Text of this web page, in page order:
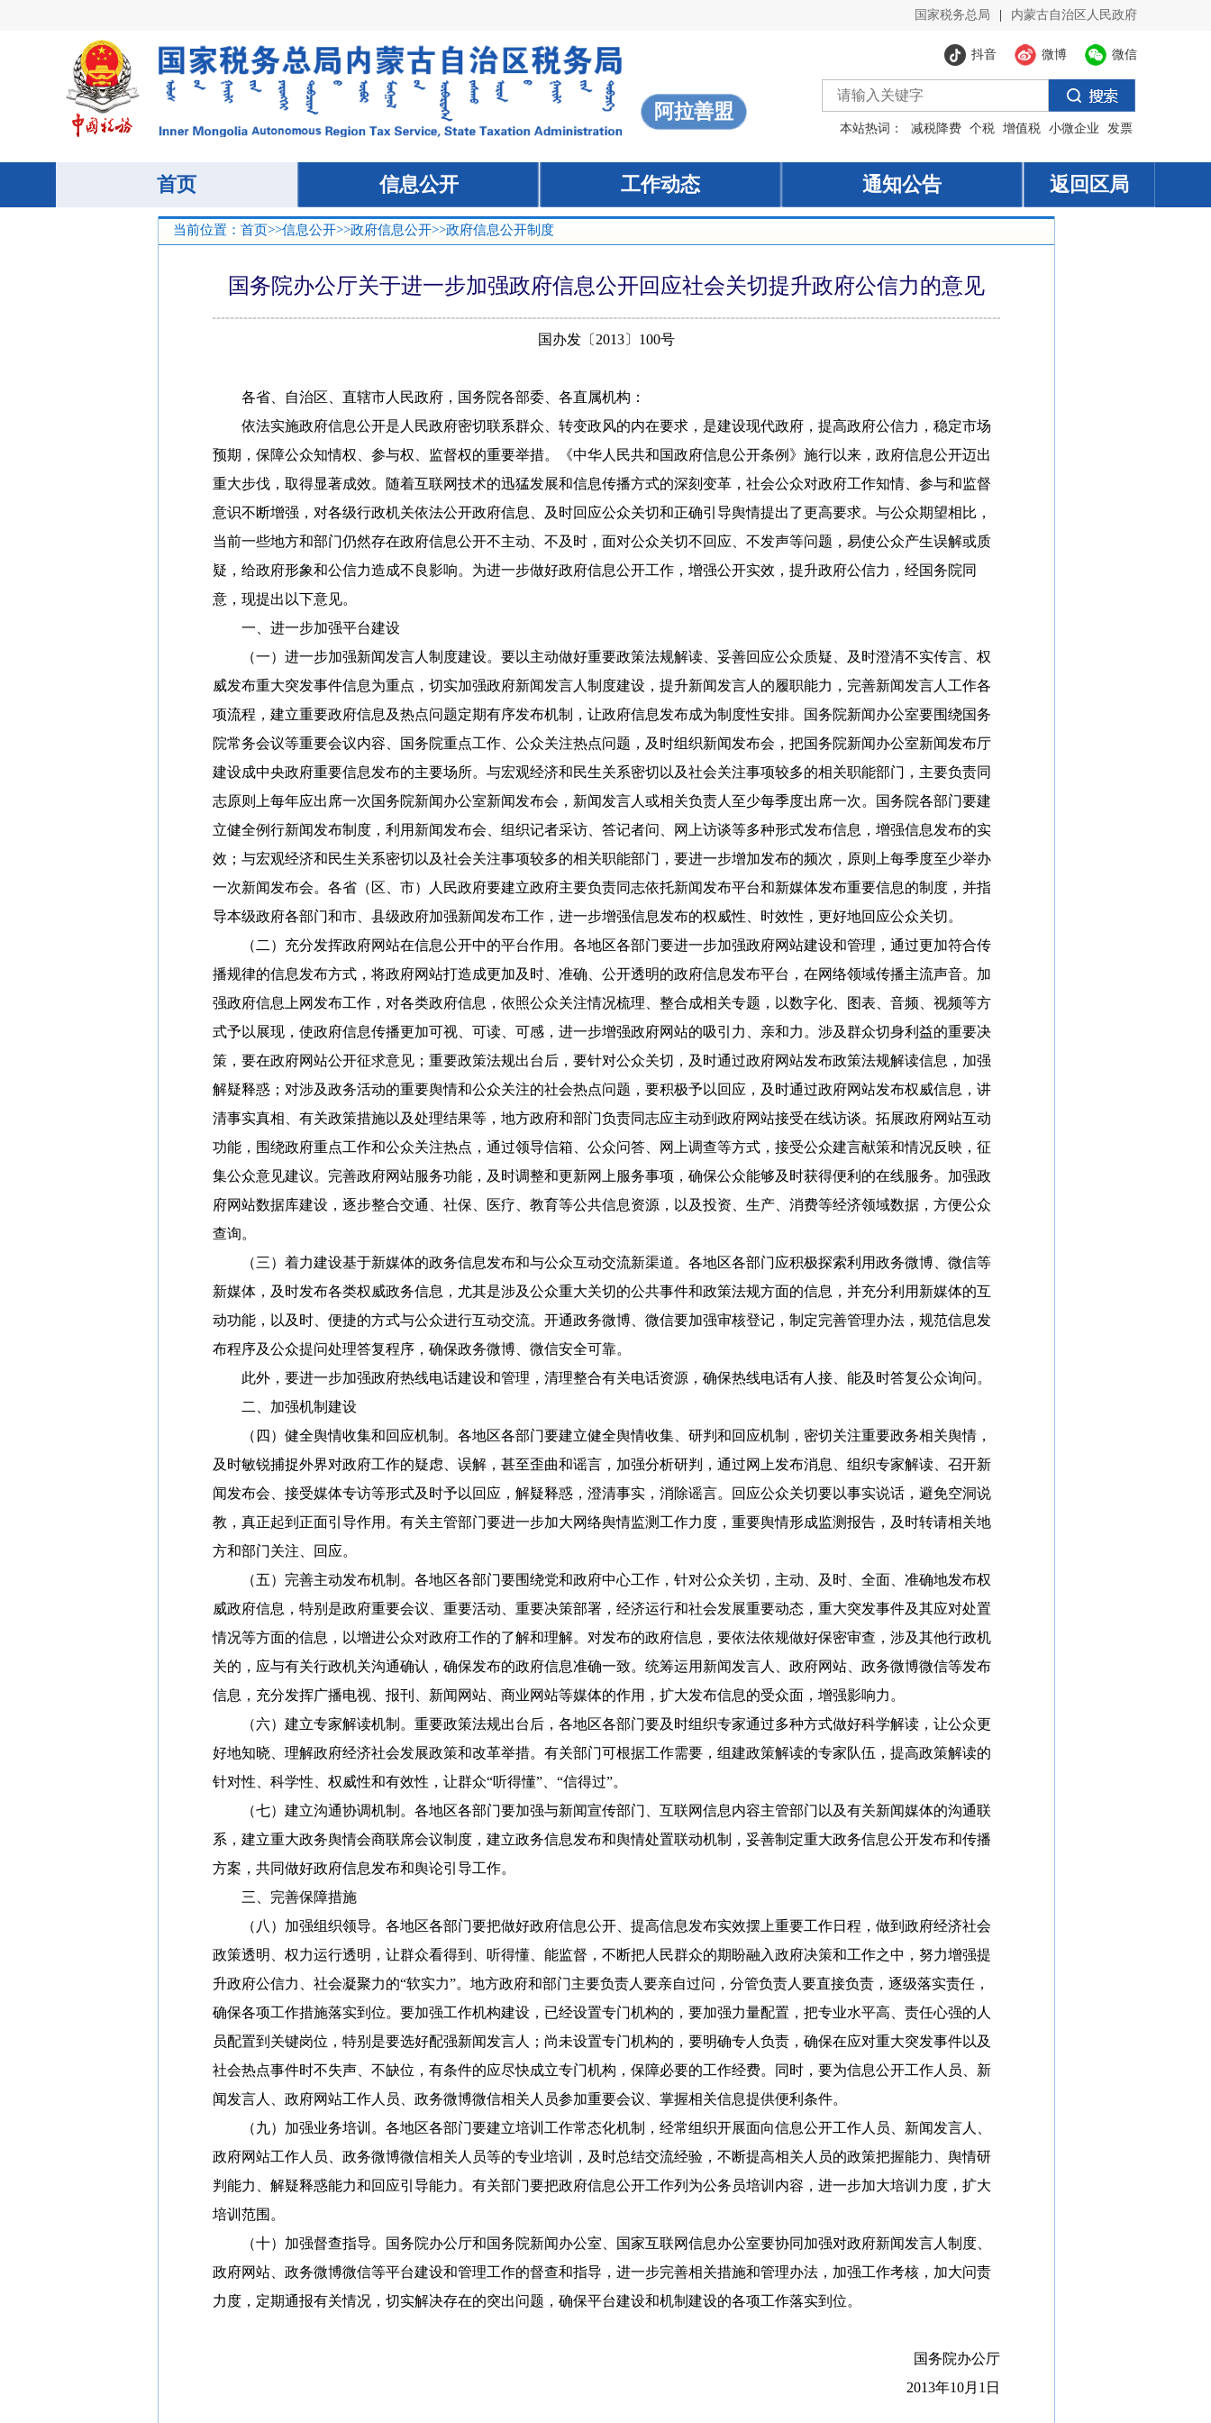
当前位置： 首页>>信息公开>>政府信息公开>>政府信息公开制度
国务院办公厅关于进一步加强政府信息公开回应社会关切提升政府公信力的意见
国办发〔2013〕100号
各省、自治区、直辖市人民政府，国务院各部委、各直属机构：
依法实施政府信息公开是人民政府密切联系群众、转变政风的内在要求，是建设现代政府，提高政府公信力，稳定市场
预期，保障公众知情权、参与权、监督权的重要举措。《中华人民共和国政府信息公开条例》施行以来，政府信息公开迈出
重大步伐，取得显著成效。随着互联网技术的迅猛发展和信息传播方式的深刻变革，社会公众对政府工作知情、参与和监督
意识不断增强，对各级行政机关依法公开政府信息、及时回应公众关切和正确引导舆情提出了更高要求。与公众期望相比，
当前一些地方和部门仍然存在政府信息公开不主动、不及时，面对公众关切不回应、不发声等问题，易使公众产生误解或质
疑，给政府形象和公信力造成不良影响。为进一步做好政府信息公开工作，增强公开实效，提升政府公信力，经国务院同
意，现提出以下意见。
一、进一步加强平台建设
（一）进一步加强新闻发言人制度建设。要以主动做好重要政策法规解读、妥善回应公众质疑、及时澄清不实传言、权
威发布重大突发事件信息为重点，切实加强政府新闻发言人制度建设，提升新闻发言人的履职能力，完善新闻发言人工作各
项流程，建立重要政府信息及热点问题定期有序发布机制，让政府信息发布成为制度性安排。国务院新闻办公室要围绕国务
院常务会议等重要会议内容、国务院重点工作、公众关注热点问题，及时组织新闻发布会，把国务院新闻办公室新闻发布厅
建设成中央政府重要信息发布的主要场所。与宏观经济和民生关系密切以及社会关注事项较多的相关职能部门，主要负责同
志原则上每年应出席一次国务院新闻办公室新闻发布会，新闻发言人或相关负责人至少每季度出席一次。国务院各部门要建
立健全例行新闻发布制度，利用新闻发布会、组织记者采访、答记者问、网上访谈等多种形式发布信息，增强信息发布的实
效；与宏观经济和民生关系密切以及社会关注事项较多的相关职能部门，要进一步增加发布的频次，原则上每季度至少举办
一次新闻发布会。各省（区、市）人民政府要建立政府主要负责同志依托新闻发布平台和新媒体发布重要信息的制度，并指
导本级政府各部门和市、县级政府加强新闻发布工作，进一步增强信息发布的权威性、时效性，更好地回应公众关切。
（二）充分发挥政府网站在信息公开中的平台作用。各地区各部门要进一步加强政府网站建设和管理，通过更加符合传
播规律的信息发布方式，将政府网站打造成更加及时、准确、公开透明的政府信息发布平台，在网络领域传播主流声音。加
强政府信息上网发布工作，对各类政府信息，依照公众关注情况梳理、整合成相关专题，以数字化、图表、音频、视频等方
式予以展现，使政府信息传播更加可视、可读、可感，进一步增强政府网站的吸引力、亲和力。涉及群众切身利益的重要决
策，要在政府网站公开征求意见；重要政策法规出台后，要针对公众关切，及时通过政府网站发布政策法规解读信息，加强
解疑释惑；对涉及政务活动的重要舆情和公众关注的社会热点问题，要积极予以回应，及时通过政府网站发布权威信息，讲
清事实真相、有关政策措施以及处理结果等，地方政府和部门负责同志应主动到政府网站接受在线访谈。拓展政府网站互动
功能，围绕政府重点工作和公众关注热点，通过领导信箱、公众问答、网上调查等方式，接受公众建言献策和情况反映，征
集公众意见建议。完善政府网站服务功能，及时调整和更新网上服务事项，确保公众能够及时获得便利的在线服务。加强政
府网站数据库建设，逐步整合交通、社保、医疗、教育等公共信息资源，以及投资、生产、消费等经济领域数据，方便公众
查询。
（三）着力建设基于新媒体的政务信息发布和与公众互动交流新渠道。各地区各部门应积极探索利用政务微博、微信等
新媒体，及时发布各类权威政务信息，尤其是涉及公众重大关切的公共事件和政策法规方面的信息，并充分利用新媒体的互
动功能，以及时、便捷的方式与公众进行互动交流。开通政务微博、微信要加强审核登记，制定完善管理办法，规范信息发
布程序及公众提问处理答复程序，确保政务微博、微信安全可靠。
此外，要进一步加强政府热线电话建设和管理，清理整合有关电话资源，确保热线电话有人接、能及时答复公众询问。
二、加强机制建设
（四）健全舆情收集和回应机制。各地区各部门要建立健全舆情收集、研判和回应机制，密切关注重要政务相关舆情，
及时敏锐捕捉外界对政府工作的疑虑、误解，甚至歪曲和谣言，加强分析研判，通过网上发布消息、组织专家解读、召开新
闻发布会、接受媒体专访等形式及时予以回应，解疑释惑，澄清事实，消除谣言。回应公众关切要以事实说话，避免空洞说
教，真正起到正面引导作用。有关主管部门要进一步加大网络舆情监测工作力度，重要舆情形成监测报告，及时转请相关地
方和部门关注、回应。
（五）完善主动发布机制。各地区各部门要围绕党和政府中心工作，针对公众关切，主动、及时、全面、准确地发布权
威政府信息，特别是政府重要会议、重要活动、重要决策部署，经济运行和社会发展重要动态，重大突发事件及其应对处置
情况等方面的信息，以增进公众对政府工作的了解和理解。对发布的政府信息，要依法依规做好保密审查，涉及其他行政机
关的，应与有关行政机关沟通确认，确保发布的政府信息准确一致。统筹运用新闻发言人、政府网站、政务微博微信等发布
信息，充分发挥广播电视、报刊、新闻网站、商业网站等媒体的作用，扩大发布信息的受众面，增强影响力。
（六）建立专家解读机制。重要政策法规出台后，各地区各部门要及时组织专家通过多种方式做好科学解读，让公众更
好地知晓、理解政府经济社会发展政策和改革举措。有关部门可根据工作需要，组建政策解读的专家队伍，提高政策解读的
针对性、科学性、权威性和有效性，让群众“听得懂”、“信得过”。
（七）建立沟通协调机制。各地区各部门要加强与新闻宣传部门、互联网信息内容主管部门以及有关新闻媒体的沟通联
系，建立重大政务舆情会商联席会议制度，建立政务信息发布和舆情处置联动机制，妥善制定重大政务信息公开发布和传播
方案，共同做好政府信息发布和舆论引导工作。
三、完善保障措施
（八）加强组织领导。各地区各部门要把做好政府信息公开、提高信息发布实效摆上重要工作日程，做到政府经济社会
政策透明、权力运行透明，让群众看得到、听得懂、能监督，不断把人民群众的期盼融入政府决策和工作之中，努力增强提
升政府公信力、社会凝聚力的“软实力”。地方政府和部门主要负责人要亲自过问，分管负责人要直接负责，逐级落实责任，
确保各项工作措施落实到位。要加强工作机构建设，已经设置专门机构的，要加强力量配置，把专业水平高、责任心强的人
员配置到关键岗位，特别是要选好配强新闻发言人；尚未设置专门机构的，要明确专人负责，确保在应对重大突发事件以及
社会热点事件时不失声、不缺位，有条件的应尽快成立专门机构，保障必要的工作经费。同时，要为信息公开工作人员、新
闻发言人、政府网站工作人员、政务微博微信相关人员参加重要会议、掌握相关信息提供便利条件。
（九）加强业务培训。各地区各部门要建立培训工作常态化机制，经常组织开展面向信息公开工作人员、新闻发言人、
政府网站工作人员、政务微博微信相关人员等的专业培训，及时总结交流经验，不断提高相关人员的政策把握能力、舆情研
判能力、解疑释惑能力和回应引导能力。有关部门要把政府信息公开工作列为公务员培训内容，进一步加大培训力度，扩大
培训范围。
（十）加强督查指导。国务院办公厅和国务院新闻办公室、国家互联网信息办公室要协同加强对政府新闻发言人制度、
政府网站、政务微博微信等平台建设和管理工作的督查和指导，进一步完善相关措施和管理办法，加强工作考核，加大问责
力度，定期通报有关情况，切实解决存在的突出问题，确保平台建设和机制建设的各项工作落实到位。
国务院办公厅
2013年10月1日